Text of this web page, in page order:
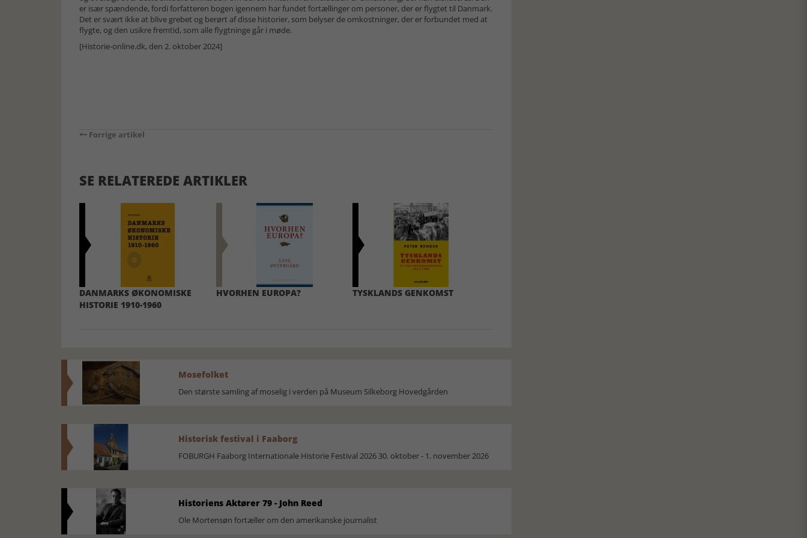
er især spændende, fordi forfatteren bogen igennem har fundet fortællinger om personer, der er flygtet til Danmark.
Det er svært ikke at blive grebet og berørt af disse historier, som belyser de omkostninger, der er forbundet med at
flygte, og den usikre fremtid, som alle flygtninge går i møde.
[Historie-online.dk, den 2. oktober 2024]
Forrige artikel
SE RELATEREDE ARTIKLER
DANMARKS ØKONOMISKE
HISTORIE 1910-1960
HVORHEN EUROPA? TYSKLANDS GENKOMST
Mosefolket
Den største samling af moselig i verden på Museum Silkeborg Hovedgården
Historisk festival i Faaborg
FOBURGH Faaborg Internationale Historie Festival 2026 30. oktober - 1. november 2026
Historiens Aktører 79 - John Reed
Ole Mortensøn fortæller om den amerikanske journalist